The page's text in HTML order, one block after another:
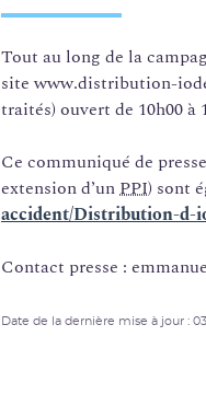
Tout au long de la
site www.distribution-
traités) ouvert de 10h00 à
Ce communiqué de
extension d’unPPI) sont
accident/Distribution-d-
Contact presse :
Date de la dernière mise à jour :